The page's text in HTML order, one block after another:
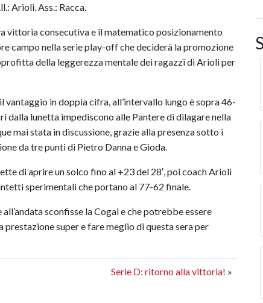
Arioli. Ass.: Racca.
vittoria consecutiva e il matematico posizionamento
campo nella serie play-off che deciderà la promozione
della leggerezza mentale dei ragazzi di Arioli per
in doppia cifra, all’intervallo lungo è sopra 46-
dalla lunetta impediscono alle Pantere di dilagare nella
mai stata in discussione, grazie alla presenza sotto i
da tre punti di Pietro Danna e Gioda.
di aprire un solco fino al +23 del 28′, poi coach Arioli
sperimentali che portano al 77-62 finale.
sconfisse la Cogal e che potrebbe essere
super e fare meglio di questa sera per
Serie D: ritorno alla vittoria! »